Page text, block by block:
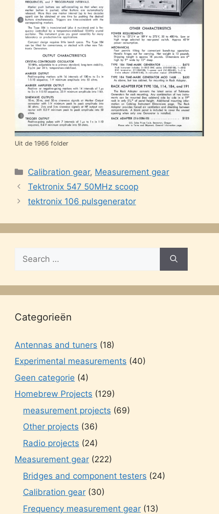
Uit de 1966 folder
Categories
Calibration gear, Measurement gear
Tektronix 547 50MHz scoop
tektronix 106 pulsgenerator
for:
Categorieën
Antennas and tuners (18)
Experimental measurements (40)
Geen categorie (4)
Homebrew Projects (129)
measurement projects (69)
Other projects (36)
Radio projects (24)
Measurement gear (222)
Bridges and component testers (24)
Calibration gear (30)
Frequency measurement gear (13)